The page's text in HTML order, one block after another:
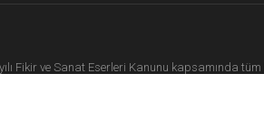
Fikir ve Sanat Eserleri Kanunu kapsamında